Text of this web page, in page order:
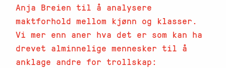
Anja Breien til å analysere
maktforhold mellom kjønn og klasser.
Vi mer enn aner hva det er som kan ha
drevet alminnelige mennesker til å
anklage andre for trollskap: